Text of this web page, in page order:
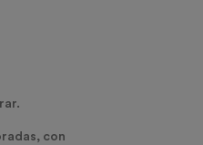
con